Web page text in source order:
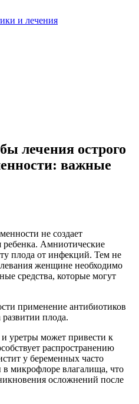
и лечения
лечения острого
важные
не создает
ребенка. Амниотические
плода от инфекций. Тем не
женщине необходимо
средства, которые могут
применение антибиотиков
развитии плода.
уретры может привести к
распространению
у беременных часто
микрофлоре влагалища, что
осложнений после